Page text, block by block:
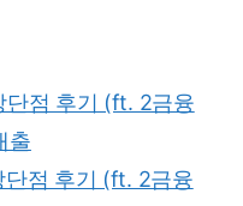
단점 후기 (ft. 2금융
출
단점 후기 (ft. 2금융